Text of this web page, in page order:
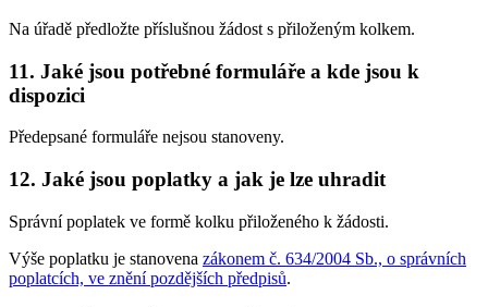
Na úřadě předložte příslušnou žádost s přiloženým kolkem.
11. Jaké jsou potřebné formuláře a kde jsou k
dispozici
Předepsané formuláře nejsou stanoveny.
12. Jaké jsou poplatky a jak je lze uhradit
Správní poplatek ve formě kolku přiloženého k žádosti.
Výše poplatku je stanovena zákonem č. 634/2004 Sb., o správních
poplatcích, ve znění pozdějších předpisů.